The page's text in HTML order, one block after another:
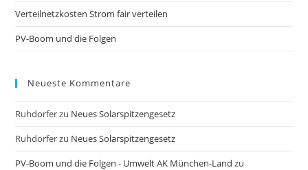
Verteilnetzkosten Strom fair verteilen
PV-Boom und die Folgen
Neueste Kommentare
Ruhdorferzu Neues Solarspitzengesetz
Ruhdorferzu Neues Solarspitzengesetz
PV-Boom und die Folgen - Umwelt AK München-Land zu